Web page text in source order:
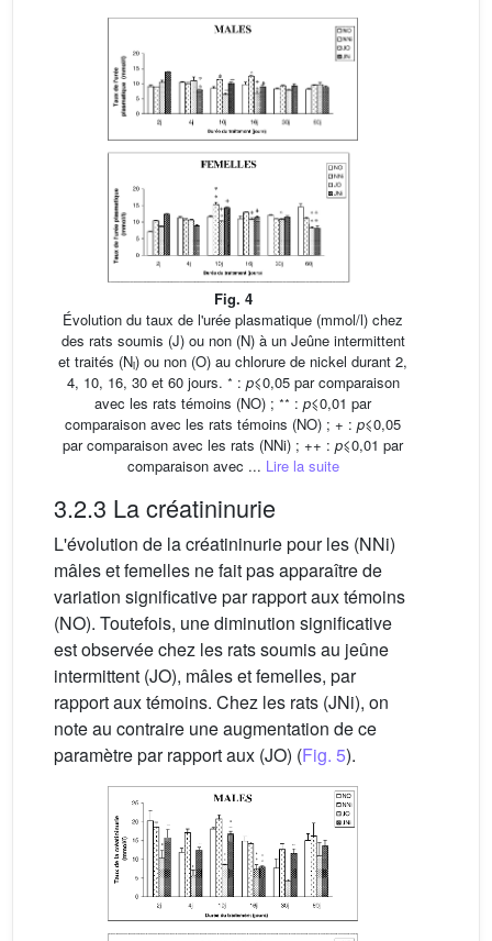
Fig. 4
Évolution du taux de l'urée plasmatique (mmol/l) chez
des rats soumis (J) ou non (N) à un Jeûne intermittent
et traités (Ni) ou non (O) au chlorure de nickel durant 2,
4, 10, 16, 30 et 60 jours. ∗ : p⩽0,05 par comparaison
avec les rats témoins (NO) ; ∗∗ : p⩽0,01 par
comparaison avec les rats témoins (NO) ; + : p⩽0,05
par comparaison avec les rats (NNi) ; ++ : p⩽0,01 par
comparaison avec ... Lire la suite
3.2.3 La créatininurie
L'évolution de la créatininurie pour les (NNi)
mâles et femelles ne fait pas apparaître de
variation significative par rapport aux témoins
(NO). Toutefois, une diminution significative
est observée chez les rats soumis au jeûne
intermittent (JO), mâles et femelles, par
rapport aux témoins. Chez les rats (JNi), on
note au contraire une augmentation de ce
paramètre par rapport aux (JO) (Fig. 5).